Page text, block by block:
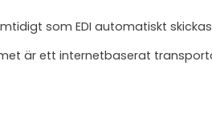
som EDI automatiskt
är ett internetbaserat